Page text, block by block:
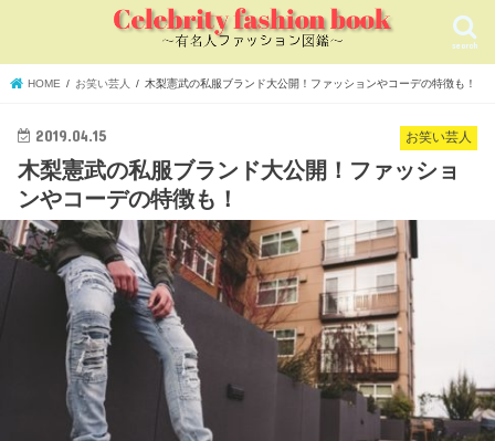
search
HOME お笑い芸人 木梨憲武の私服ブランド大公開！ファッションやコーデの特徴も！
お笑い芸人
2019.04.15
木梨憲武の私服ブランド大公開！ファッショ
ンやコーデの特徴も！